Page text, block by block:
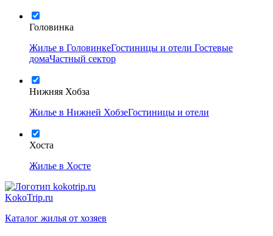
Головинка
Жилье в ГоловинкеГостиницы и отели Гостевые
домаЧастный сектор
Нижняя Хобза
Жилье в Нижней ХобзеГостиницы и отели
Хоста
Жилье в Хосте
KokoTrip.ru
Каталог жилья от хозяев